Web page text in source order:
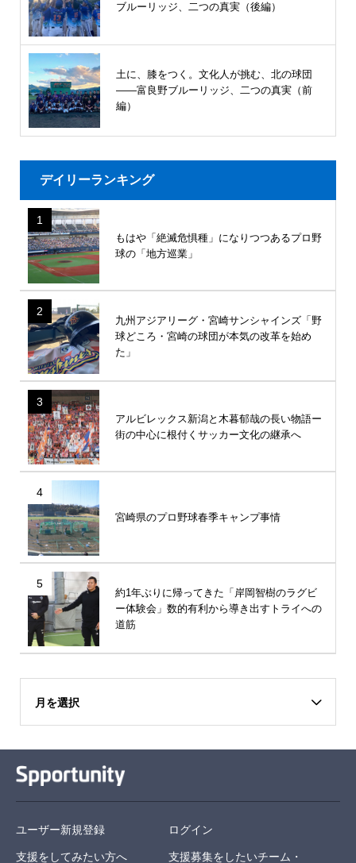
ブルーリッジ、二つの真実（後編）
土に、膝をつく。文化人が挑む、北の球団
――富良野ブルーリッジ、二つの真実（前
編）
デイリーランキング
1
もはや「絶滅危惧種」になりつつあるプロ野
球の「地方巡業」
2
九州アジアリーグ・宮崎サンシャインズ「野
球どころ・宮崎の球団が本気の改革を始め
た」
3
アルビレックス新潟と木暮郁哉の長い物語ー
街の中心に根付くサッカー文化の継承へ
4
宮崎県のプロ野球春季キャンプ事情
5
約1年ぶりに帰ってきた「岸岡智樹のラグビ
ー体験会」数的有利から導き出すトライへの
道筋
月を選択
ユーザー新規登録 ログイン
支援をしてみたい方へ
支援募集をしたいチーム・